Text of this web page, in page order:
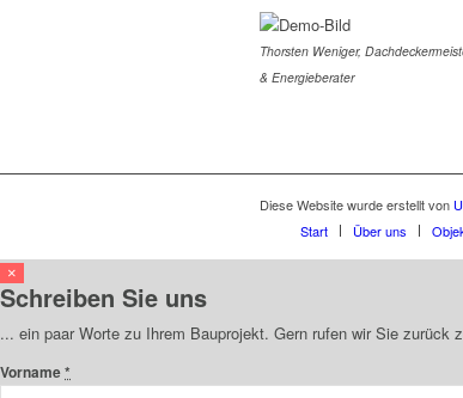
Thorsten Weniger,
& Energieberater
Diese Website wurde erstellt von
Start
Über uns
×
Schreiben Sie uns
... ein paar Worte zu Ihrem Bauprojekt. Gern rufen wir Sie zurück
Vorname*